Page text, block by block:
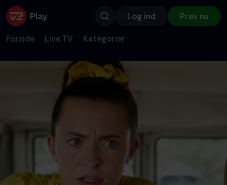
Log ind Prøv nu
Forside Live TV Kategorier